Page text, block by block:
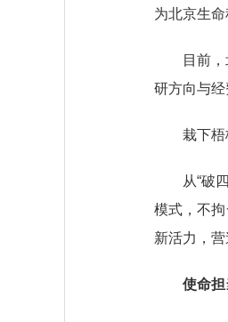
为北京生
目前，北
研方向与经
栽下梧桐
从“破四
模式，不
新活力，
使命